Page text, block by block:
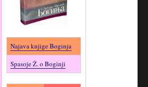
Najava knjige Boginja
Spasoje Ž. o Boginji